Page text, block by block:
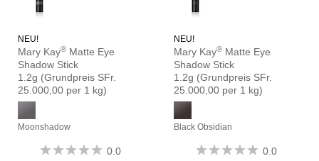
NEU!
Mary Kay® Matte Eye
Shadow Stick
1.2g (Grundpreis SFr.
25.000,00 per 1 kg)
Moonshadow
0.0
NEU!
Mary Kay® Matte Eye
Shadow Stick
1.2g (Grundpreis SFr.
25.000,00 per 1 kg)
Black Obsidian
0.0